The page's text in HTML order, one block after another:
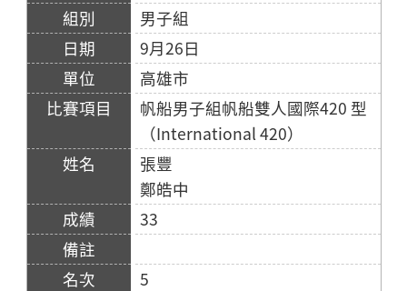
男子組
9月26日
高雄市
帆船男子組帆船雙人國際420 型
（International 420）
張豐
鄭皓中
33
5